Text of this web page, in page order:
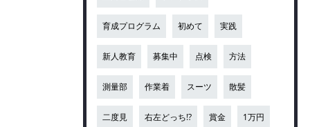
育成プログラム 初めて 実践
新人教育 募集中 点検 方法
測量部 作業着 スーツ 散髪
二度見 右左どっち!? 賞金 1万円